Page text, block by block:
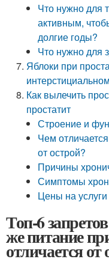
Что нужно для
активным,
долгие годы?
Что нужно для
Яблоки при
Как вылечить
простатит
Строение и
Чем
от острой?
Причины
Симптомы
Цены на
Топ-6
же питание
отличается